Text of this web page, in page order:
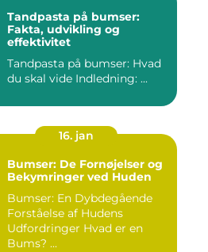
Tandpasta på bumser:
Fakta, udvikling og
effektivitet
Tandpasta på bumser: Hvad
du skal vide Indledning: ...
16. jan
Bumser: De Fornøjelser og
Bekymringer ved Huden
Bumser: En Dybdegående
Forståelse af Hudens
Udfordringer Hvad er en
Bums? ...